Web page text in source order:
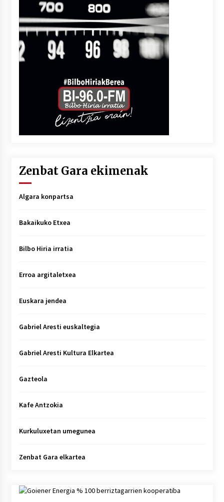
Zenbat Gara ekimenak
Algara konpartsa
Bakaikuko Etxea
Bilbo Hiria irratia
Erroa argitaletxea
Euskara jendea
Gabriel Aresti euskaltegia
Gabriel Aresti Kultura Elkartea
Gazteola
Kafe Antzokia
Kurkuluxetan umegunea
Zenbat Gara elkartea